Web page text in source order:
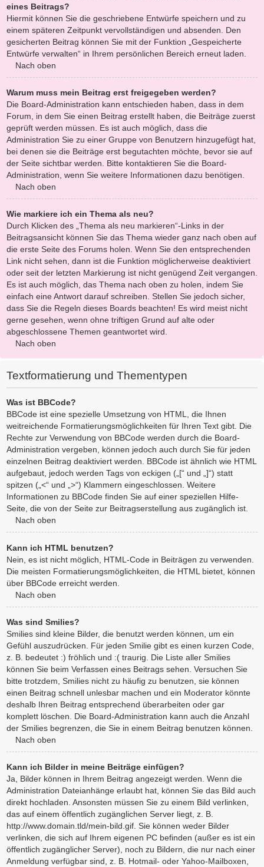
eines Beitrags?
Hiermit können Sie die geschriebene Entwürfe speichern und zu
einem späteren Zeitpunkt vervollständigen und absenden. Den
gesicherten Beitrag können Sie mit der Funktion „Gespeicherte
Entwürfe verwalten“ in Ihrem persönlichen Bereich erneut laden.
Nach oben
Warum muss mein Beitrag erst freigegeben werden?
Die Board-Administration kann entschieden haben, dass in dem
Forum, in dem Sie einen Beitrag erstellt haben, die Beiträge zuerst
geprüft werden müssen. Es ist auch möglich, dass die
Administration Sie zu einer Gruppe von Benutzern hinzugefügt hat,
bei denen sie die Beiträge erst begutachten möchte, bevor sie auf
der Seite sichtbar werden. Bitte kontaktieren Sie die Board-
Administration, wenn Sie weitere Informationen dazu benötigen.
Nach oben
Wie markiere ich ein Thema als neu?
Durch Klicken des „Thema als neu markieren“-Links in der
Beitragsansicht können Sie das Thema wieder ganz nach oben auf
die erste Seite des Forums holen. Wenn Sie den entsprechenden
Link nicht sehen, dann ist die Funktion möglicherweise deaktiviert
oder seit der letzten Markierung ist nicht genügend Zeit vergangen.
Es ist auch möglich, das Thema nach oben zu holen, indem Sie
einfach eine Antwort darauf schreiben. Stellen Sie jedoch sicher,
dass Sie die Regeln dieses Boards beachten! Es wird meist nicht
gerne gesehen, wenn ohne triftigen Grund auf alte oder
abgeschlossene Themen geantwortet wird.
Nach oben
Textformatierung und Thementypen
Was ist BBCode?
BBCode ist eine spezielle Umsetzung von HTML, die Ihnen
weitreichende Formatierungsmöglichkeiten für Ihren Text gibt. Die
Rechte zur Verwendung von BBCode werden durch die Board-
Administration vergeben, können jedoch auch durch Sie für jeden
einzelnen Beitrag deaktiviert werden. BBCode ist ähnlich wie HTML
aufgebaut, jedoch werden Tags von eckigen („[“ und „]“) statt
spitzen („<“ und „>“) Klammern eingeschlossen. Weitere
Informationen zu BBCode finden Sie auf einer speziellen Hilfe-
Seite, die von der Seite zur Beitragserstellung aus zugänglich ist.
Nach oben
Kann ich HTML benutzen?
Nein, es ist nicht möglich, HTML-Code in Beiträgen zu verwenden.
Die meisten Formatierungsmöglichkeiten, die HTML bietet, können
über BBCode erreicht werden.
Nach oben
Was sind Smilies?
Smilies sind kleine Bilder, die benutzt werden können, um ein
Gefühl auszudrücken. Für jeden Smilie gibt es einen kurzen Code,
z. B. bedeutet :) fröhlich und :( traurig. Die Liste aller Smilies
können Sie beim Verfassen eines Beitrags sehen. Versuchen Sie
bitte trotzdem, Smilies nicht zu häufig zu benutzen, sie können
einen Beitrag schnell unlesbar machen und ein Moderator könnte
deshalb Ihren Beitrag entsprechend überarbeiten oder gar
komplett löschen. Die Board-Administration kann auch die Anzahl
der Smilies begrenzen, die Sie in einem Beitrag benutzen können.
Nach oben
Kann ich Bilder in meine Beiträge einfügen?
Ja, Bilder können in Ihrem Beitrag angezeigt werden. Wenn die
Administration Dateianhänge erlaubt hat, können Sie das Bild auch
direkt hochladen. Ansonsten müssen Sie zu einem Bild verlinken,
das auf einem öffentlich zugänglichen Server liegt, z. B.
http://www.domain.tld/mein-bild.gif. Sie können weder Bilder
verlinken, die sich auf Ihrem eigenen PC befinden (außer es ist ein
öffentlich zugänglicher Server), noch zu Bildern, die nur nach einer
Anmeldung verfügbar sind, z. B. Hotmail- oder Yahoo-Mailboxen,